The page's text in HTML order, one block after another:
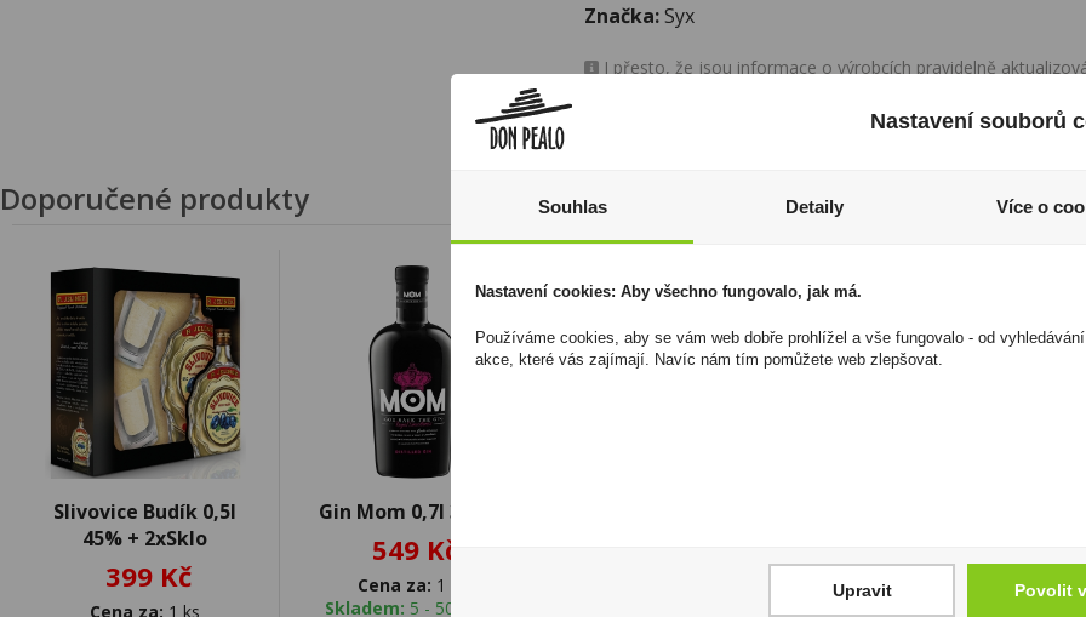
Značka:Syx
I přesto, že jsou informace o výrobcích pravidelně
odpovědnost za jakékoliv nesprávné informace. To však nemá
zákona. Tyto informace jsou podávány pouze pro osobní
kopírovány bez předchozího souhlasu DonPealo ani bez
Doporučené produkty
Slivovice Budík 0,5l
45% + 2xSklo
399 Kč
Cena za: 1 ks
Gin Mom 0,7l 39,5%
549 Kč
Cena za: 1 ks
Skladem: 5 - 50 ks
544 Kč
Cena za:balení (24 ks)
Nastavení souborů
Souhlas Detaily Více o
Nastavení cookies: Aby všechno fungovalo, jak má.
Používáme cookies, aby se vám web dobře prohlížel a vše fungovalo - od
akce, které vás zajímají. Navíc nám tím pomůžete web zlepšovat.
Upravit Povolit